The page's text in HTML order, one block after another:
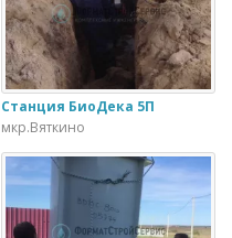
Станция БиоДека 5П
мкр.Вяткино